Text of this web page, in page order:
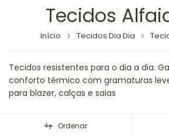
Tecidos
Início Tecidos Dia Dia
Tecidos resistentes para o dia a dia.
conforto térmico com gramaturas
para blazer, calças e saias
Ordenar